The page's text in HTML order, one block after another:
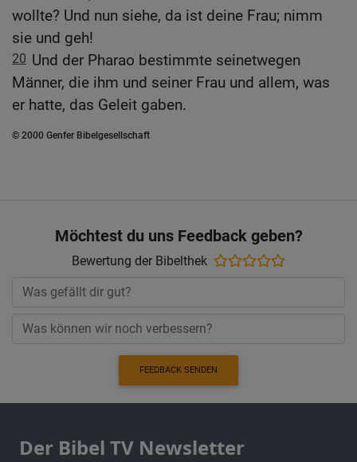
wollte? Und nun siehe, da ist deine Frau; nimm
sie und geh!
20 Und der Pharao bestimmte seinetwegen
Männer, die ihm und seiner Frau und allem, was
er hatte, das Geleit gaben.
© 2000 Genfer Bibelgesellschaft
Möchtest du uns Feedback geben?
Bewertung der Bibelthek
FEEDBACK SENDEN
Der Bibel TV Newsletter